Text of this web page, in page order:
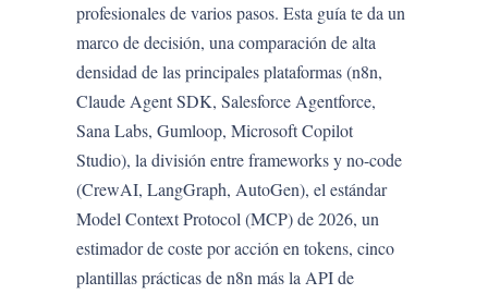
profesionales de varios pasos. Esta guía te da un
marco de decisión, una comparación de alta
densidad de las principales plataformas (n8n,
Claude Agent SDK, Salesforce Agentforce,
Sana Labs, Gumloop, Microsoft Copilot
Studio), la división entre frameworks y no-code
(CrewAI, LangGraph, AutoGen), el estándar
Model Context Protocol (MCP) de 2026, un
estimador de coste por acción en tokens, cinco
plantillas prácticas de n8n más la API de